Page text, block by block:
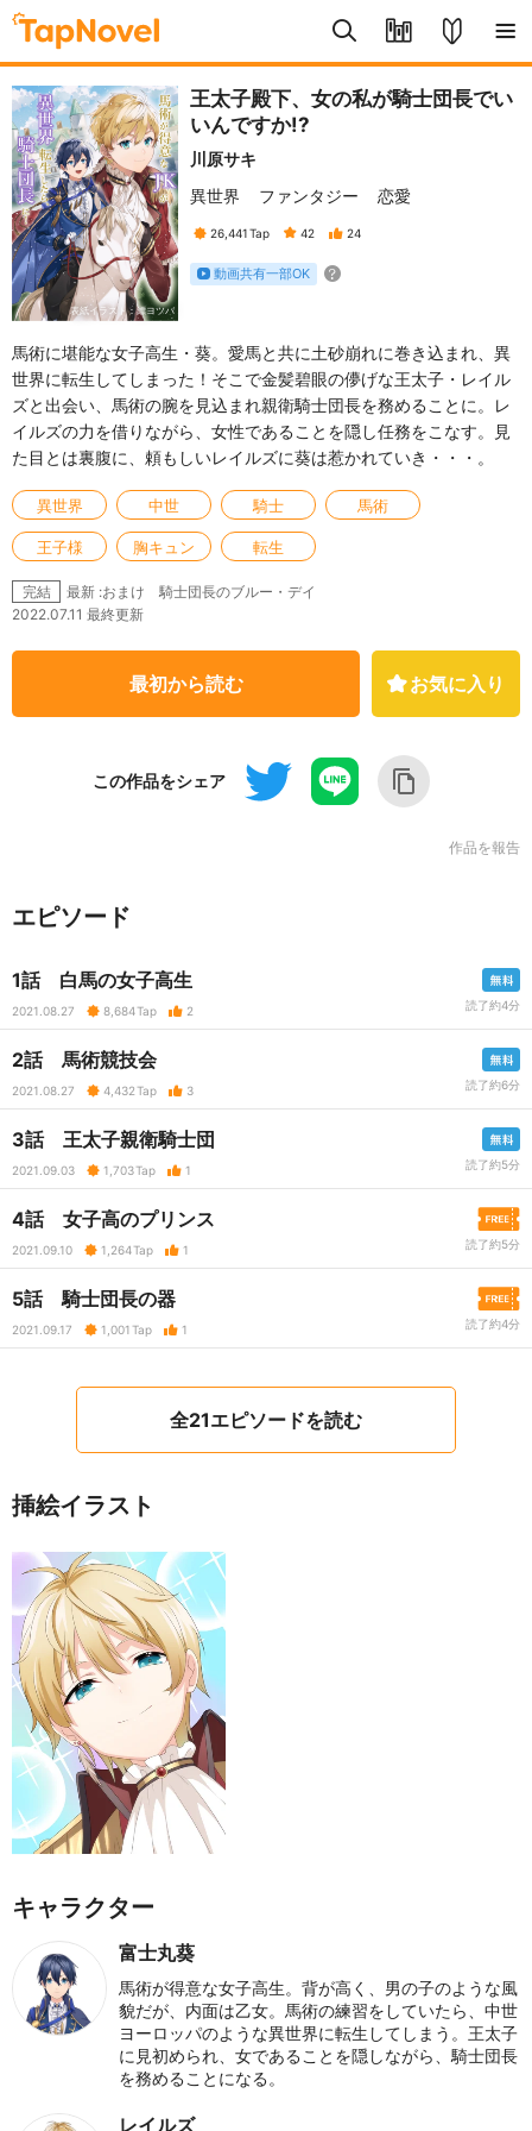
表紙イラスト：縹ヨツバ
王太子殿下、女の私が騎士団長でい
いんですか!?
川原サキ
異世界
ファンタジー 恋愛
26,441Tap 42 24
動画共有一部OK
馬術に堪能な女子高生・葵。愛馬と共に土砂崩れに巻き込まれ、異
世界に転生してしまった！そこで金髪碧眼の儚げな王太子・レイル
ズと出会い、馬術の腕を見込まれ親衛騎士団長を務めることに。レ
イルズの力を借りながら、女性であることを隠し任務をこなす。見
た目とは裏腹に、頼もしいレイルズに葵は惹かれていき・・・。
異世界 中世 騎士 馬術
王子様 胸キュン 転生
完結
最新 :おまけ 騎士団長のブルー・デイ
2022.07.11 最終更新
最初から読む お気に入り
この作品をシェア
作品を報告
エピソード
1話 白馬の女子高生
2021.08.27 8,684Tap 2 読了約4分
2話 馬術競技会
2021.08.27 4,432Tap 3 読了約6分
3話 王太子親衛騎士団
2021.09.03 1,703Tap 1 読了約5分
4話 女子高のプリンス
2021.09.10 1,264Tap 1 読了約5分
5話 騎士団長の器
2021.09.17 1,001Tap 1 読了約4分
全21エピソードを読む
挿絵イラスト
キャラクター
富士丸葵
馬術が得意な女子高生。背が高く、男の子のような風
貌だが、内面は乙女。馬術の練習をしていたら、中世
ヨーロッパのような異世界に転生してしまう。王太子
に見初められ、女であることを隠しながら、騎士団長
を務めることになる。
レイルズ